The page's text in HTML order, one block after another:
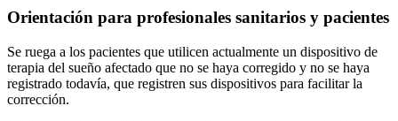
Orientación para profesionales sanitarios y pacientes
Se ruega a los pacientes que utilicen actualmente un dispositivo de
terapia del sueño afectado que no se haya corregido y no se haya
registrado todavía, que registren sus dispositivos para facilitar la
corrección.